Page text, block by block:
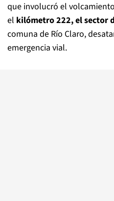
que involucró el
el kilómetro 222, el sector
comuna de Río Claro,
emergencia vial.